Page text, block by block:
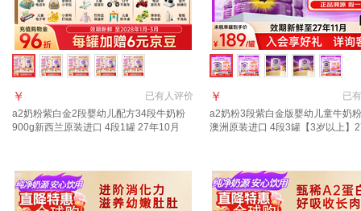
已有人评价
￥
a2奶粉紫白金2段婴幼儿配方34段牛奶粉
900g新西兰原装进口 4段1罐 27年10月
已有
￥
a2奶粉3段紫白金版婴幼儿童牛奶
澳洲原装进口 4段3罐【3岁以上】